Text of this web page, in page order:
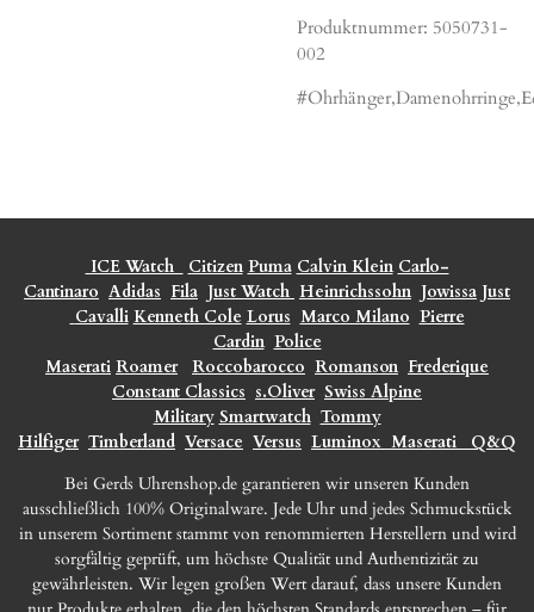
Produktnummer: 5050731-
002
ICE Watch Citizen Puma Calvin Klein Carlo-
Cantinaro Adidas Fila Just Watch Heinrichssohn Jowissa Just
Cavalli Kenneth Cole Lorus Marco Milano Pierre
Cardin Police
Maserati Roamer Roccobarocco Romanson Frederique
Constant Classics s.Oliver Swiss Alpine
Military Smartwatch Tommy
Hilfiger Timberland Versace Versus Luminox Maserati
Q&Q
Bei Gerds Uhrenshop.de garantieren wir unseren Kunden
ausschließlich 100% Originalware. Jede Uhr und jedes Schmuckstück
in unserem Sortiment stammt von renommierten Herstellern und wird
sorgfältig geprüft, um höchste Qualität und Authentizität zu
gewährleisten. Wir legen großen Wert darauf, dass unsere Kunden